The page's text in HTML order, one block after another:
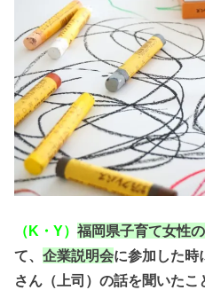
（K・Y）福岡県子育て女性
て、企業説明会に参加した時
さん（上司）の話を聞いたこ